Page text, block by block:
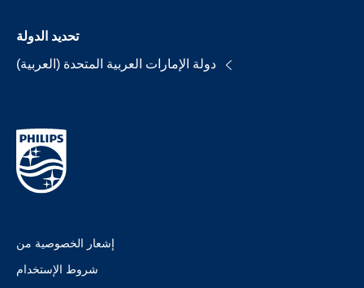
تحديد الدولة
إشعار الخصوصية من
شروط الإستخدام